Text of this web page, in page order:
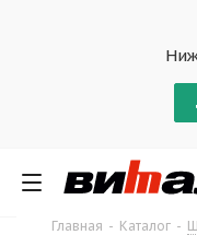
Главная - Каталог -